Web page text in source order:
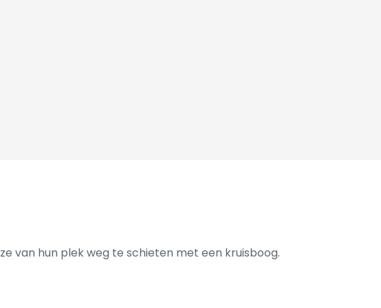
van hun plek weg te schieten met een kruisboog.